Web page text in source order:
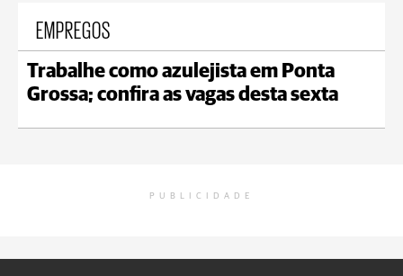
EMPREGOS
Trabalhe como azulejista em Ponta
Grossa; confira as vagas desta sexta
PUBLICIDADE